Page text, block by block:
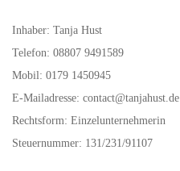
Inhaber: Tanja Hust
Telefon: 08807 9491589
Mobil: 0179 1450945
E-Mailadresse: contact@tanjahust.de
Rechtsform: Einzelunternehmerin
Steuernummer: 131/231/91107